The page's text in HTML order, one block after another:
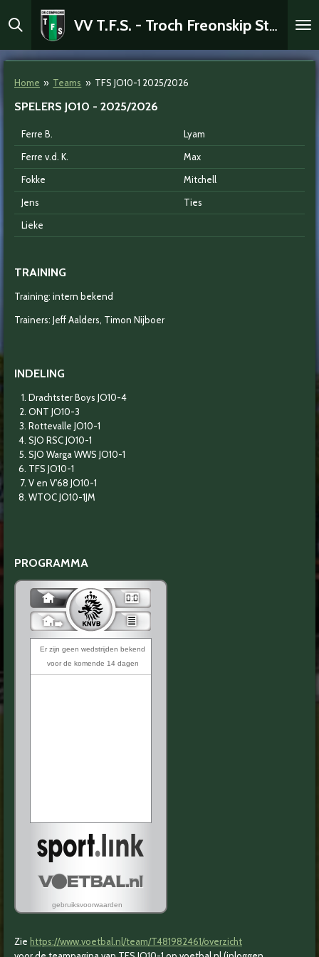
direct
de
VV T.F.S. - Troch Freonskip Sterk
Home » Teams » TFS JO10-1 2025/2026
SPELERS JO10 - 2025/2026
Ferre B.
Lyam
Ferre v.d. K.
Max
Fokke
Mitchell
Jens
Ties
Lieke
TRAINING
Training: intern bekend
Trainers: Jeff Aalders, Timon Nijboer
INDELING
Drachtster Boys JO10-4
ONT JO10-3
Rottevalle JO10-1
SJO RSC JO10-1
SJO Warga WWS JO10-1
TFS JO10-1
V en V'68 JO10-1
WTOC JO10-1JM
PROGRAMMA
Zie https://www.voetbal.nl/team/T481982461/overzicht